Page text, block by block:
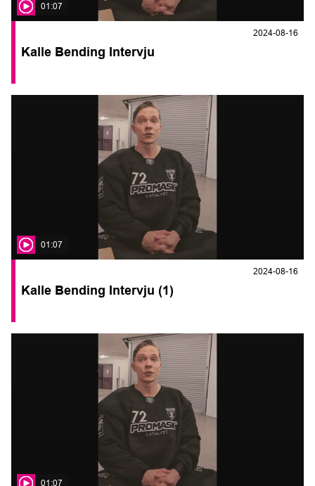
01:07
2024-08-16
Kalle Bending Intervju
01:07
2024-08-16
Kalle Bending Intervju (1)
01:07